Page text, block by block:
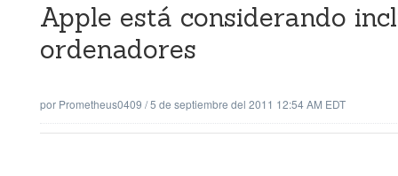
Apple está considerando
ordenadores
por Prometheus0409 /5 de septiembre del 2011 12:54 AM EDT